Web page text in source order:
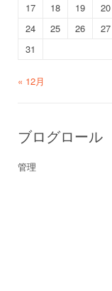
17
18 19 20
24
25 26 27
31
« 12月
ブログロール
管理